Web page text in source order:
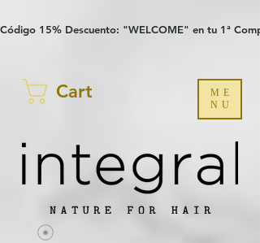
Código 15% Descuento: "WELCOME" en tu 1ª
Cart
ME
NU